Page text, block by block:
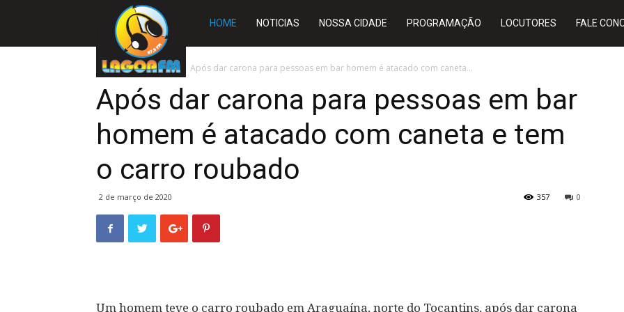
Rádio
Lagoa
FM
HOME NOTICIAS NOSSA CIDADE PROGRAMAÇÃO LOCUTORES FALE
Início DESTAQUES Após dar carona para pessoas em bar homem é atacado com caneta...
Após dar carona para pessoas em bar
homem é atacado com caneta e tem
o carro roubado
2 de março de 2020 0
357
Um homem teve o carro roubado em Araguaína, norte do Tocantins, após dar carona